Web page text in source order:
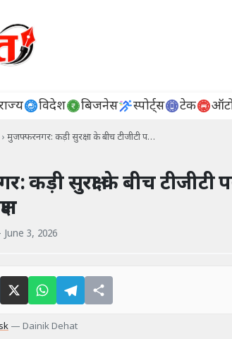
विदेश बिजनेस स्पोर्ट्स टेक
› मुजफ्फरनगर: कड़ी सुरक्षा के बीच टीजीटी प…
कड़ी सुरक्षा के बीच टीजीटी
June 3, 2026
— Dainik Dehat